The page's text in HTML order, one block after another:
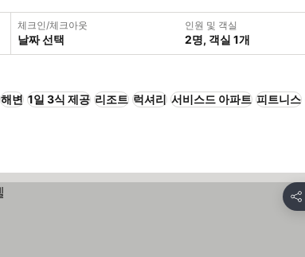
체크인/체크아웃
날짜 선택
인원 및 객실
2명, 객실 1개
해변 1일 3식 제공 리조트 럭셔리 서비스드 아파트 피트니스
공유